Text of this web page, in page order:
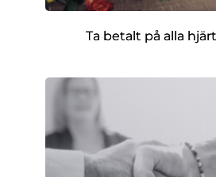
Ta betalt på alla